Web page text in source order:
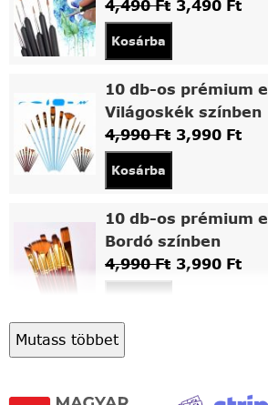
4,490Ft 3,490 Ft
Kosárba
10 db-os prémium
Világoskék színben
4,990Ft 3,990 Ft
Kosárba
10 db-os prémium
Bordó színben
4,990Ft 3,990 Ft
Asztali fa
Mutass többet